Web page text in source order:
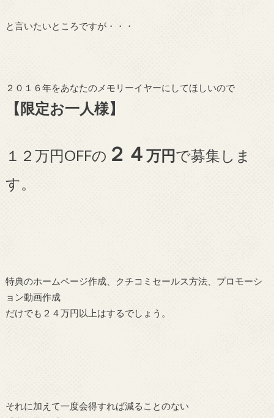
と言いたいところですが・・・
２０１６年をあなたのメモリーイヤーにしてほしいので
【限定お一人様】
１２万円OFFの ２４ 万円で募集しま
す。
特典のホームページ作成、クチコミセールス方法、プロモーシ
ョン動画作成
だけでも２４万円以上はするでしょう。
それに加えて一度会得すれば減ることのない